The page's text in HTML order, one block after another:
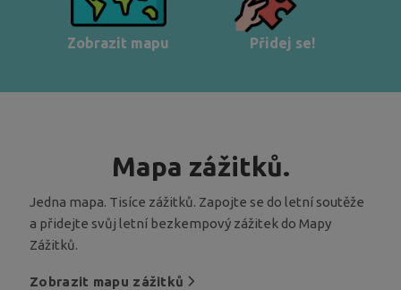
Zobrazit mapu Přidej se!
Mapa zážitků.
Jedna mapa. Tisíce zážitků. Zapojte se do letní soutěže
a přidejte svůj letní bezkempový zážitek do Mapy
Zážitků.
Zobrazit mapu zážitků